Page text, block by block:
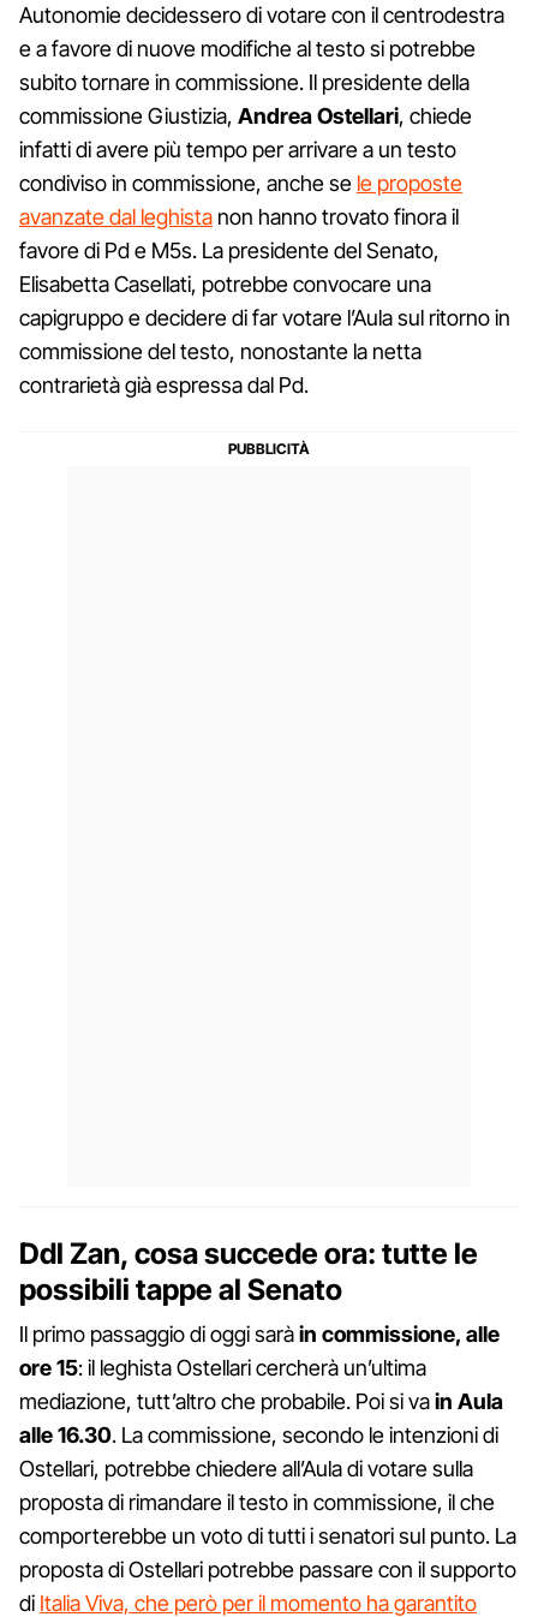
Autonomie decidessero di votare con il centrodestra
e a favore di nuove modifiche al testo si potrebbe
subito tornare in commissione. Il presidente della
commissione Giustizia, Andrea Ostellari, chiede
infatti di avere più tempo per arrivare a un testo
condiviso in commissione, anche se le proposte
avanzate dal leghista non hanno trovato finora il
favore di Pd e M5s. La presidente del Senato,
Elisabetta Casellati, potrebbe convocare una
capigruppo e decidere di far votare l’Aula sul ritorno in
commissione del testo, nonostante la netta
contrarietà già espressa dal Pd.
Ddl Zan, cosa succede ora: tutte le
possibili tappe al Senato
Il primo passaggio di oggi saràin commissione, alle
ore 15: il leghista Ostellari cercherà un’ultima
mediazione, tutt’altro che probabile. Poi si vain Aula
alle 16.30. La commissione, secondo le intenzioni di
Ostellari, potrebbe chiedere all’Aula di votare sulla
proposta di rimandare il testo in commissione, il che
comporterebbe un voto di tutti i senatori sul punto. La
proposta di Ostellari potrebbe passare con il supporto
di Italia Viva, che però per il momento ha garantito